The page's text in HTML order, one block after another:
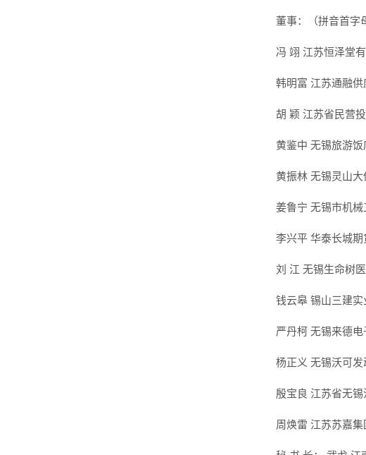
董事：（拼音首字
冯 翊 江苏恒泽堂
韩明富 江苏通融
胡 颖 江苏省民营
黄鉴中 无锡旅游
黄振林 无锡灵山
姜鲁宁 无锡市机
李兴平 华泰长城
刘 江 无锡生命树
钱云皋 锡山三建
严丹柯 无锡来德
杨正义 无锡沃可
殷宝良 江苏省无
周焕雷 江苏苏嘉